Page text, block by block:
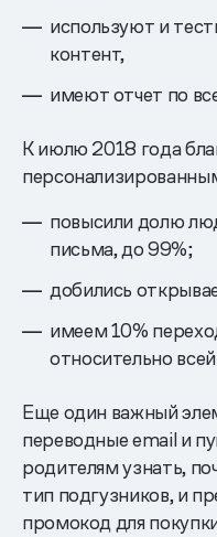
используют и
контент,
имеют отчет по
К июлю 2018 года
повысили долю
письма, до 99%;
добились
имеем 10%
относительно
Еще один важный
переводные email и
родителям узнать,
тип подгузников, и
промокод для